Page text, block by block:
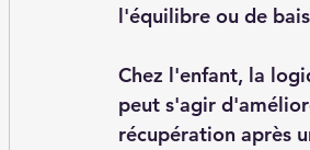
l'équilibre ou de
Chez l'enfant, la
peut s'agir
récupération après